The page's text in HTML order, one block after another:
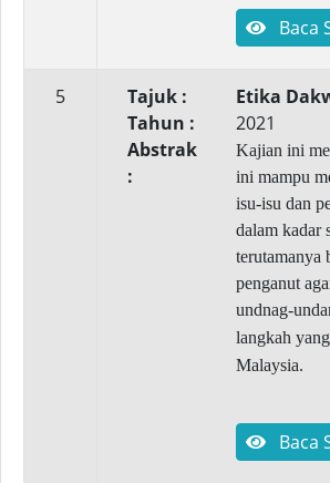
Baca
5 Tajuk :
Etika
Tahun :
2021
Abstrak
:
Kajian ini
ini mampu
isu-isu dan
dalam kadar
terutamanya
penganut
undnag-
langkah
Malaysia.
Baca